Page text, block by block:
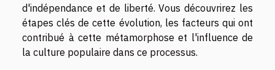
d'indépendance et de liberté. Vous découvrirez les
étapes clés de cette évolution, les facteurs qui ont
contribué à cette métamorphose et l'influence de
la culture populaire dans ce processus.